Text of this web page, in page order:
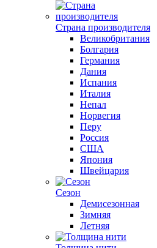
Страна производителя
Великобритания
Болгария
Германия
Дания
Испания
Италия
Непал
Норвегия
Перу
Россия
США
Япония
Швейцария
Сезон
Демисезонная
Зимняя
Летняя